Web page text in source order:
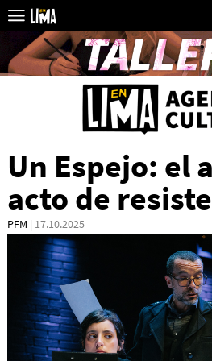
Un Espejo: el
acto de
PFM | 17.10.2025